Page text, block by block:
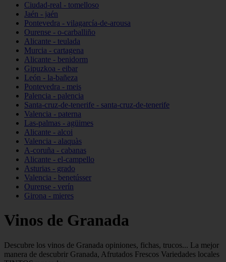
Ciudad-real - tomelloso
Jaén - jaén
Pontevedra - vilagarcía-de-arousa
Ourense - o-carballiño
Alicante - teulada
Murcia - cartagena
Alicante - benidorm
Gipuzkoa - eibar
León - la-bañeza
Pontevedra - meis
Palencia - palencia
Santa-cruz-de-tenerife - santa-cruz-de-tenerife
Valencia - paterna
Las-palmas - agüimes
Alicante - alcoi
Valencia - alaquàs
A-coruña - cabanas
Alicante - el-campello
Asturias - grado
Valencia - benetússer
Ourense - verín
Girona - mieres
Vinos de Granada
Descubre los vinos de Granada opiniones, fichas, trucos... La mejor
manera de descubrir Granada, Afrutados Frescos Variedades locales